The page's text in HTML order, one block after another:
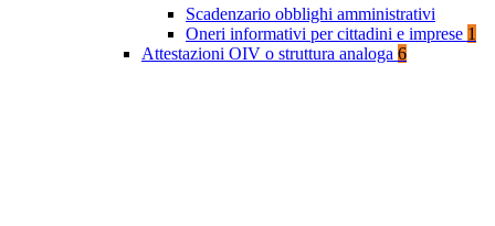
Scadenzario obblighi amministrativi
Oneri informativi per cittadini e imprese 1
Attestazioni OIV o struttura analoga 6